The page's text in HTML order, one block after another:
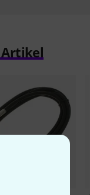
Artikel